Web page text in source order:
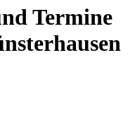
Termine